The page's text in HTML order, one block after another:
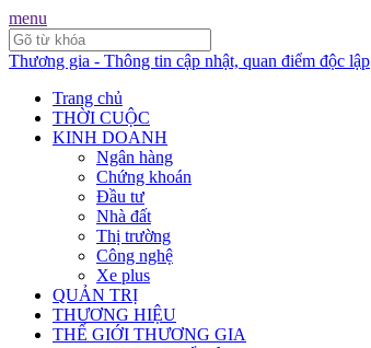
menu
Thương gia - Thông tin cập nhật, quan điểm độc lập
Trang chủ
THỜI CUỘC
KINH DOANH
Ngân hàng
Chứng khoán
Đầu tư
Nhà đất
Thị trường
Công nghệ
Xe plus
QUẢN TRỊ
THƯƠNG HIỆU
THẾ GIỚI THƯƠNG GIA